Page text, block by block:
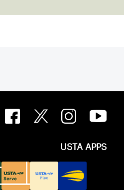
USTA APPS